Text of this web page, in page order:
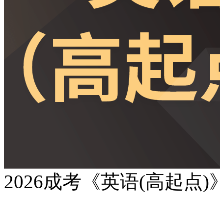
2026成考《英语(高起点)